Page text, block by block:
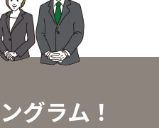
グラム！